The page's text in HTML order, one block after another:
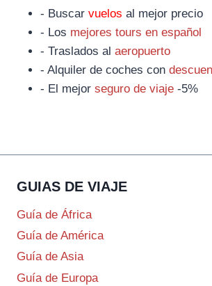
- Buscar vuelos al mejor precio
- Los mejores tours en español
- Traslados al aeropuerto
- Alquiler de coches con
- El mejor seguro de viaje -5%
GUIAS DE VIAJE
Guía de África
Guía de América
Guía de Asia
Guía de Europa